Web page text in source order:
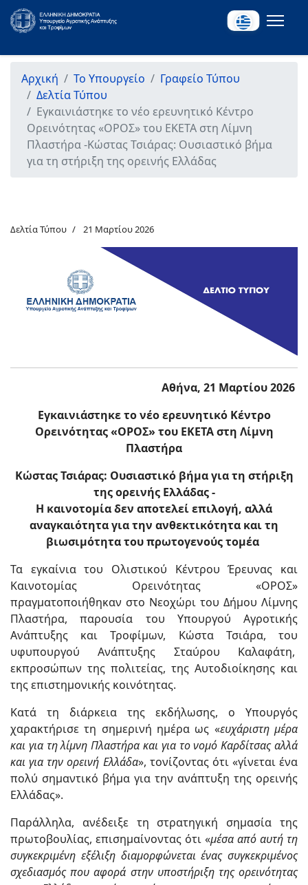
Αρχική Το Υπουργείο
Γραφείο Τύπου
Δελτία Τύπου
Εγκαινιάστηκε το νέο ερευνητικό Κέντρο
Ορεινότητας «ΟΡΟΣ» του ΕΚΕΤΑ στη Λίμνη
Πλαστήρα -Κώστας Τσιάρας: Ουσιαστικό βήμα
για τη στήριξη της ορεινής Ελλάδας
Δελτία Τύπου 21 Μαρτίου 2026
Αθήνα, 21 Μαρτίου 2026
Εγκαινιάστηκε το νέο ερευνητικό Κέντρο
Ορεινότητας «ΟΡΟΣ» του ΕΚΕΤΑ στη Λίμνη
Πλαστήρα
Κώστας Τσιάρας: Ουσιαστικό βήμα για τη στήριξη
της ορεινής Ελλάδας -
Η καινοτομία δεν αποτελεί επιλογή, αλλά
αναγκαιότητα για την ανθεκτικότητα και τη
βιωσιμότητα του πρωτογενούς τομέα
Τα εγκαίνια του Ολιστικού Κέντρου Έρευνας και
Καινοτομίας Ορεινότητας «ΟΡΟΣ»
πραγματοποιήθηκαν στο Νεοχώρι του Δήμου Λίμνης
Πλαστήρα, παρουσία του Υπουργού Αγροτικής
Ανάπτυξης και Τροφίμων, Κώστα Τσιάρα, του
υφυπουργού Ανάπτυξης Σταύρου Καλαφάτη,
εκπροσώπων της πολιτείας, της Αυτοδιοίκησης και
της επιστημονικής κοινότητας.
Κατά τη διάρκεια της εκδήλωσης, ο Υπουργός
χαρακτήρισε τη σημερινή ημέρα ως «ευχάριστη μέρα
και για τη λίμνη Πλαστήρα και για το νομό Καρδίτσας αλλά
και για την ορεινή Ελλάδα», τονίζοντας ότι «γίνεται ένα
πολύ σημαντικό βήμα για την ανάπτυξη της ορεινής
Ελλάδας».
Παράλληλα, ανέδειξε τη στρατηγική σημασία της
πρωτοβουλίας, επισημαίνοντας ότι «μέσα από αυτή τη
συγκεκριμένη εξέλιξη διαμορφώνεται ένας συγκεκριμένος
σχεδιασμός που αφορά στην υποστήριξη της ορεινότητας